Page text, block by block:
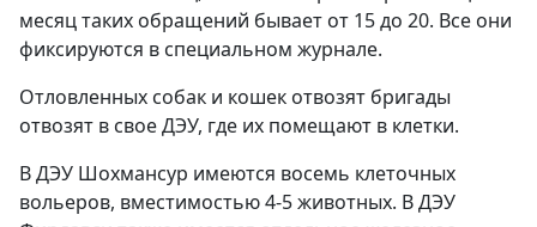
месяц таких обращений бывает от 15 до 20. Все они
фиксируются в специальном журнале.
Отловленных собак и кошек отвозят бригады
отвозят в свое ДЭУ, где их помещают в клетки.
В ДЭУ Шохмансур имеются восемь клеточных
вольеров, вместимостью 4-5 животных. В ДЭУ